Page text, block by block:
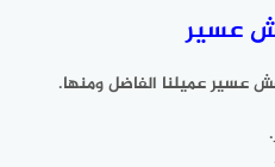
عسير
عسير عميلنا الفاضل ومنها.